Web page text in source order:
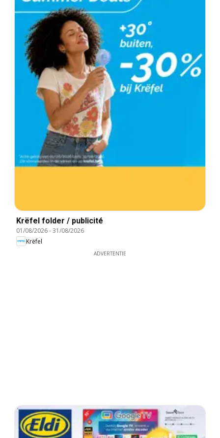
Krëfel folder / publicité
01/08/2026-31/08/2026
Krëfel
ADVERTENTIE